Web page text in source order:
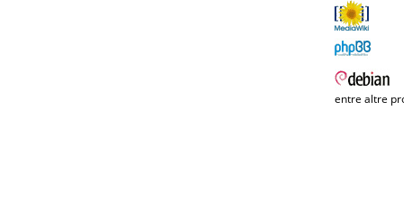
entre altre